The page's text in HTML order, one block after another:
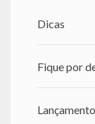
Dicas
Fique por